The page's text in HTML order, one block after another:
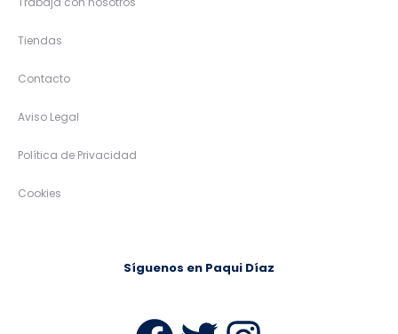
Tiendas
Contacto
Aviso Legal
Política de Privacidad
Cookies
Síguenos en Paqui Díaz